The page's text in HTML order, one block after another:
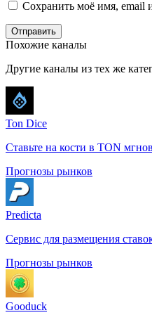
Сохранить моё имя, email
Отправить
Похожие каналы
Другие каналы из тех же
Ton Dice
Ставьте на кости в TON
Прогнозы рынков
Predicta
Сервис для размещения
Прогнозы рынков
Gooduck